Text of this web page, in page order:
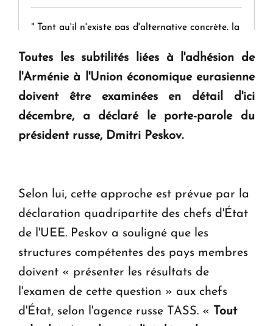
" Tant qu'il n'existe pas d'alternative concrète, la
KASA : 30 ans d'audace, de résilience et d'avenir
en Arménie
Le premier hôtel Hyatt Regency d'Arménie
Toutes les subtilités liées à l'adhésion de
l'Arménie à l'Union économique eurasienne
doivent être examinées en détail d'ici
décembre, a déclaré le porte-parole du
président russe, Dmitri Peskov.
Selon lui, cette approche est prévue par la
déclaration quadripartite des chefs d'État
de l'UEE. Peskov a souligné que les
structures compétentes des pays membres
doivent « présenter les résultats de
l'examen de cette question » aux chefs
d'État, selon l'agence russe TASS. « Tout